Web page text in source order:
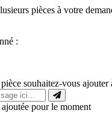
pièces à votre
:
souhaitez-vous ajouter
pour le moment